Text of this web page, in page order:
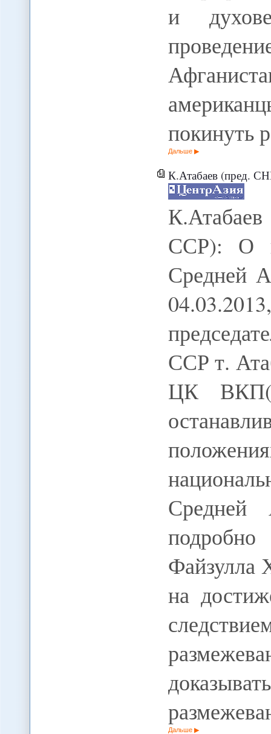
и
покинуть
Дальше
К.Атабаев (пред. СНК
ССР): О
Средней
ССР т.
ЦК
Средней
Файзулла
на
Дальше